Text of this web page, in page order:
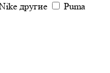
другие
Puma